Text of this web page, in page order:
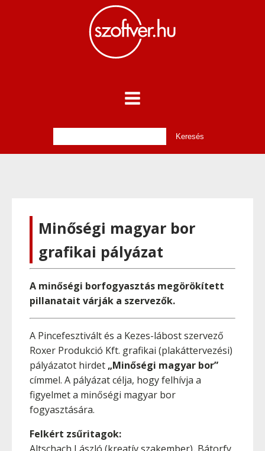
Minőségi magyar bor
grafikai pályázat
A minőségi borfogyasztás megörökített
pillanatait várják a szervezők.
A Pincefesztivált és a Kezes-lábost szervező
Roxer Produkció Kft. grafikai (plakáttervezési)
pályázatot hirdet „Minőségi magyar bor”
címmel. A pályázat célja, hogy felhívja a
figyelmet a minőségi magyar bor
fogyasztására.
Felkért zsűritagok: